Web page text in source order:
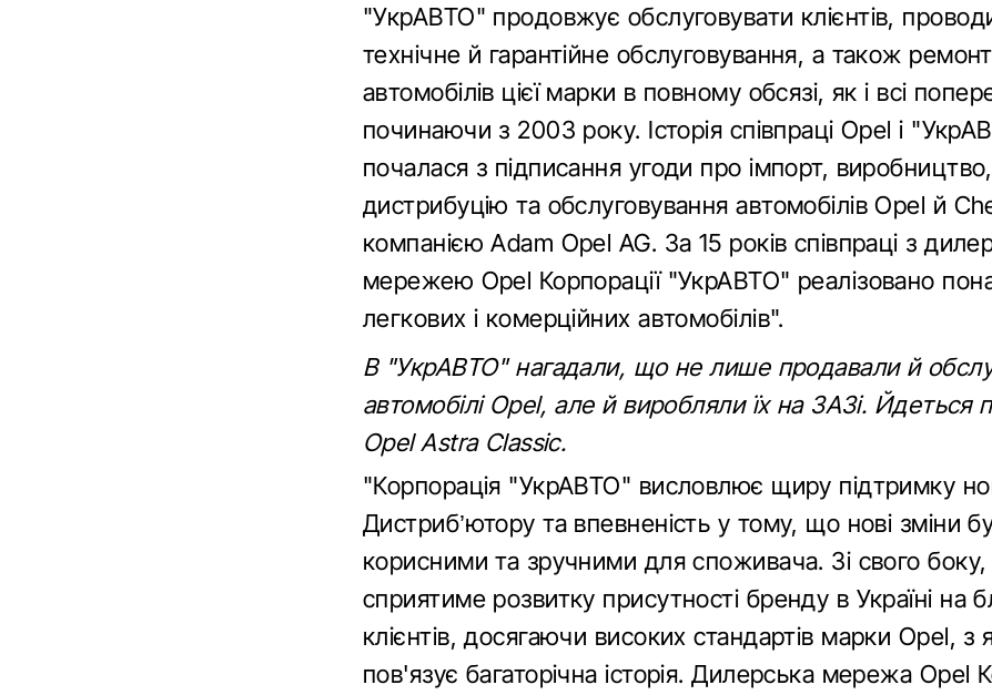
"УкрАВТО" продовжує обслуговувати клієнтів,
технічне й гарантійне обслуговування, а також ремонт
автомобілів цієї марки в повному обсязі, як і всі
починаючи з 2003 року. Історія співпраці Opel і
почалася з підписання угоди про імпорт, виробництво,
дистрибуцію та обслуговування автомобілів Opel й
компанією Adam Opel AG. За 15 років співпраці з
мережею Opel Корпорації "УкрАВТО" реалізовано
легкових і комерційних автомобілів".
В "УкрАВТО" нагадали, що не лише продавали й
автомобілі Opel, але й виробляли їх на ЗАЗі. Йдеться
Opel Astra Classic.
"Корпорація "УкрАВТО" висловлює щиру підтримку
Дистриб’ютору та впевненість у тому, що нові зміни
корисними та зручними для споживача. Зі свого боку,
сприятиме розвитку присутності бренду в Україні на
клієнтів, досягаючи високих стандартів марки Opel, з
пов'язує багаторічна історія. Дилерська мережа Opel